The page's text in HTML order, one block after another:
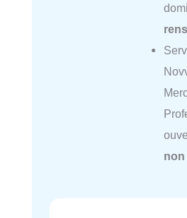
non